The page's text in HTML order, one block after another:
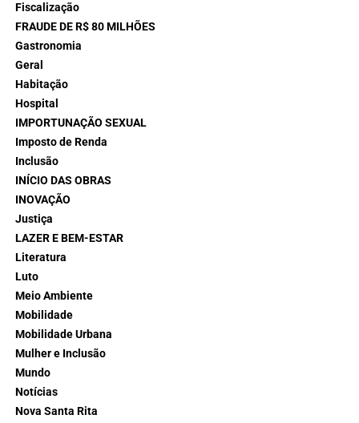
Fiscalização
FRAUDE DE R$ 80 MILHÕES
Gastronomia
Geral
Habitação
Hospital
IMPORTUNAÇÃO SEXUAL
Imposto de Renda
Inclusão
INÍCIO DAS OBRAS
INOVAÇÃO
Justiça
LAZER E BEM-ESTAR
Literatura
Luto
Meio Ambiente
Mobilidade
Mobilidade Urbana
Mulher e Inclusão
Mundo
Notícias
Nova Santa Rita